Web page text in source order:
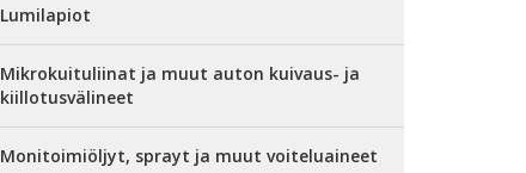
Lumilapiot
Mikrokuituliinat ja muut auton kuivaus- ja
kiillotusvälineet
Monitoimiöljyt, sprayt ja muut voiteluaineet